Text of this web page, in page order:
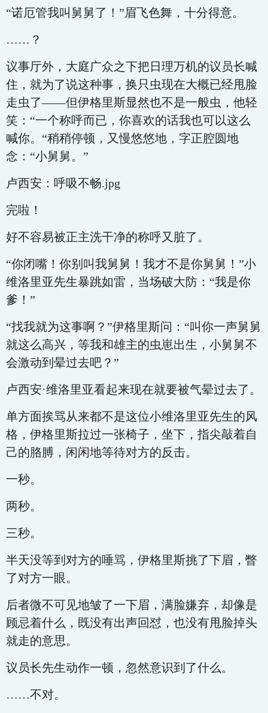
“诺厄管我叫舅舅了！”眉飞色舞，十分得意。
……？
议事厅外，大庭广众之下把日理万机的议员长喊
住，就为了说这种事，换只虫现在大概已经甩脸
走虫了——但伊格里斯显然也不是一般虫，他轻
笑：“一个称呼而已，你喜欢的话我也可以这么
喊你。“稍稍停顿，又慢悠悠地，字正腔圆地
念：“小舅舅。”
卢西安：呼吸不畅.jpg
完啦！
好不容易被正主洗干净的称呼又脏了。
“你闭嘴！你别叫我舅舅！我才不是你舅舅！”小
维洛里亚先生暴跳如雷，当场破大防：“我是你
爹！”
“找我就为这事啊？”伊格里斯问：“叫你一声舅舅
就这么高兴，等我和雄主的虫崽出生，小舅舅不
会激动到晕过去吧？”
卢西安·维洛里亚看起来现在就要被气晕过去了。
单方面挨骂从来都不是这位小维洛里亚先生的风
格，伊格里斯拉过一张椅子，坐下，指尖敲着自
己的胳膊，闲闲地等待对方的反击。
一秒。
两秒。
三秒。
半天没等到对方的唾骂，伊格里斯挑了下眉，瞥
了对方一眼。
后者微不可见地皱了一下眉，满脸嫌弃，却像是
顾忌着什么，既没有出声回怼，也没有甩脸掉头
就走的意思。
议员长先生动作一顿，忽然意识到了什么。
……不对。